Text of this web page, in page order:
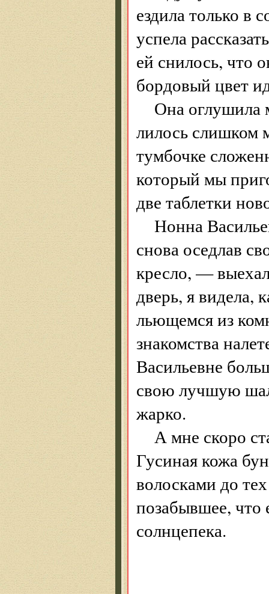
ездила только в
успела
ей снилось, что
бордовый цвет
Она оглушила
лилось слишком
тумбочке
который мы
две таблетки
Нонна
снова оседлав
кресло, —
дверь, я видела,
льющемся из
знакомства
Васильевне
свою лучшую
жарко.
А мне скоро
Гусиная кожа
волосками до
позабывшее, что
солнцепека.